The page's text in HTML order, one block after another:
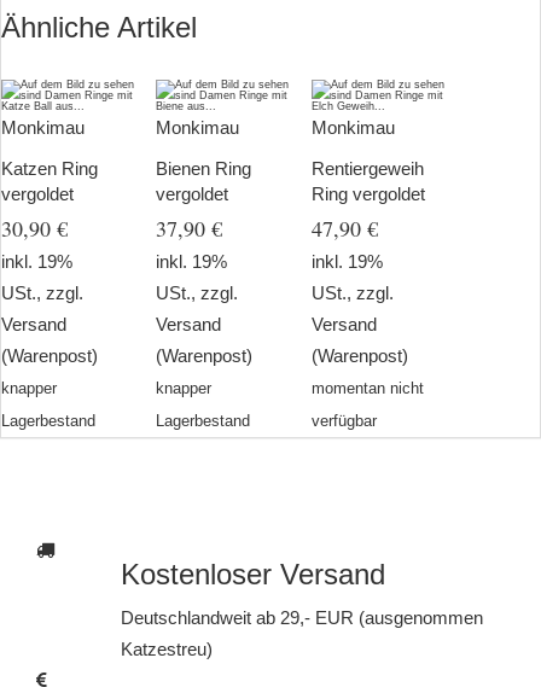
Ähnliche Artikel
Monkimau
Katzen Ring
vergoldet
30,90 €
inkl. 19%
USt., zzgl.
Versand
(Warenpost)
knapper
Lagerbestand
Monkimau
Bienen Ring
vergoldet
37,90 €
inkl. 19%
USt., zzgl.
Versand
(Warenpost)
knapper
Lagerbestand
Monkimau
Rentiergeweih
Ring vergoldet
47,90 €
inkl. 19%
USt., zzgl.
Versand
(Warenpost)
momentan nicht
verfügbar
Kostenloser Versand
Deutschlandweit ab 29,- EUR (ausgenommen
Katzestreu)